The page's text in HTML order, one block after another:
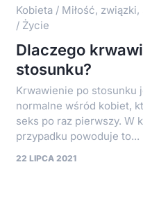
Kobieta/ Miłość, związki,
/ Życie
Dlaczego
stosunku?
Krwawienie po stosunku
normalne wśród kobiet,
seks po raz pierwszy. W
przypadku powoduje to...
22 LIPCA 2021